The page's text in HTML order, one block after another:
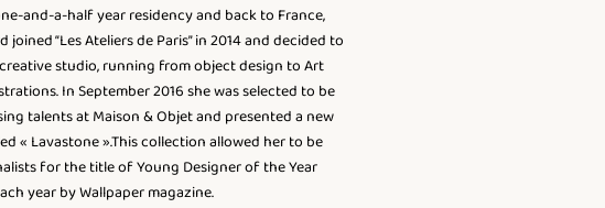
and-a-half year residency and back to France,
joined “Les Ateliers de Paris” in 2014 and decided to
studio, running from object design to Art
In September 2016 she was selected to be
talents at Maison & Objet and presented a new
« Lavastone ».This collection allowed her to be
for the title of Young Designer of the Year
year by Wallpaper magazine.